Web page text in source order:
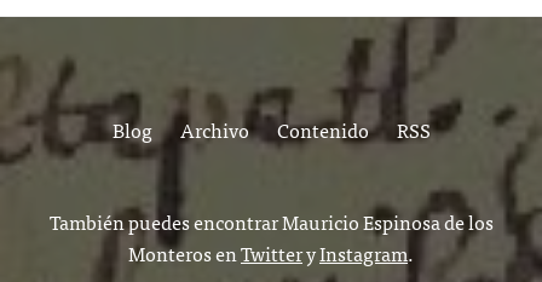
Blog Archivo Contenido RSS
También puedes encontrar Mauricio Espinosa de los
Monteros enTwitteryInstagram.